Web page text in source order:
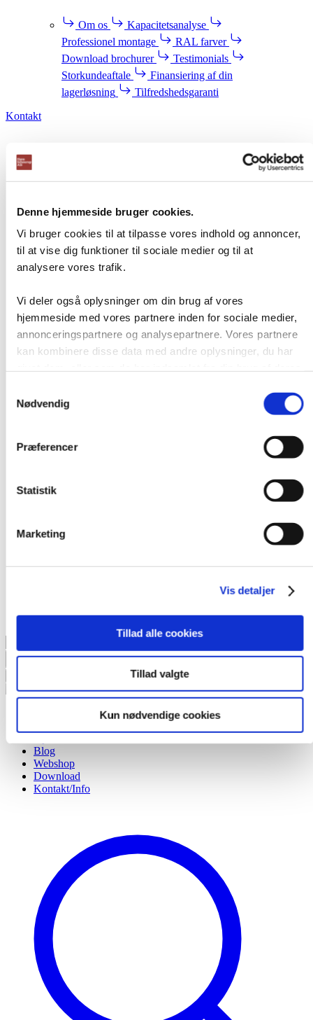
Denne hjemmeside bruger cookies.
Vi bruger cookies til at tilpasse vores indhold og annoncer,
til at vise dig funktioner til sociale medier og til at
analysere vores trafik.
Vi deler også oplysninger om din brug af vores
hjemmeside med vores partnere inden for sociale medier,
annonceringspartnere og analysepartnere. Vores partnere
kan kombinere disse data med andre oplysninger, du har
Nødvendig
Præferencer
Statistik
Marketing
Vis detaljer
Tillad alle cookies
Tillad valgte
Kun nødvendige cookies
Om os
Kapacitetsanalyse
Professionel montage
RAL farver
Download brochurer
Testimonials
Storkundeaftale
Finansiering af din
lagerløsning
Tilfredshedsgaranti
Kontakt
Login
Opret bruger
search
Projektløsninger
Blog
Webshop
Download
Kontakt/Info